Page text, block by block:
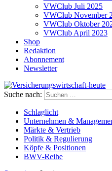
VWClub Juli 2025
VWClub November
VWClub Oktober
VWClub April 2023
Shop
Redaktion
Abonnement
Newsletter
Versicherungswirtschaft-heute
Suche nach:
Schlaglicht
Unternehmen &
Märkte & Vertrieb
Politik & Regulierung
Köpfe & Positionen
BWV-Reihe